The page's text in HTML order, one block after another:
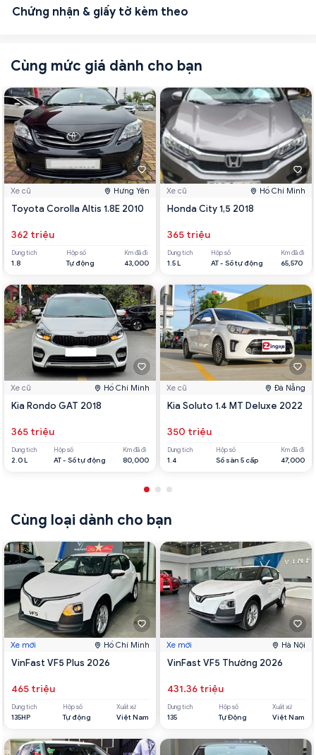
Chứng nhận & giấy tờ kèm theo
Cùng mức giá dành cho bạn
Xe cũ Hưng Yên
Toyota Corolla Altis 1.8E 2010
362 triệu
Dung tích
1.8
Hộp số
Tự động
Km đã đi
43,000
Xe cũ Hồ Chí Minh
Kia Rondo GAT 2018
365 triệu
Dung tích
2.0 L
Hộp số
AT - Số tự động
Km đã đi
80,000
Xe cũ Hồ Chí Minh
Honda City 1,5 2018
365 triệu
Dung tích
1.5 L
Hộp số
AT - Số tự động
Km đã đi
65,570
Xe cũ Đà Nẵng
Kia Soluto 1.4 MT Deluxe 2022
350 triệu
Dung tích
1.4
Hộp số
Số sàn 5 cấp
Km đã đi
47,000
Cùng loại dành cho bạn
Xe mới Hồ Chí Minh
VinFast VF5 Plus 2026
465 triệu
Dung tích
135HP
Hộp số
Tự động
Xuất xứ
Việt Nam
Xe mới Hà Nội
VinFast VF5 Thường 2026
431.36 triệu
Dung tích
135
Hộp số
Tự Động
Xuất xứ
Việt Nam